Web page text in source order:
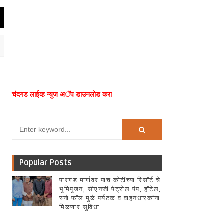
चंदगड लाईव्ह न्युज अॅप डाउनलोड करा
Popular Posts
पारगड मार्गावर पाच कोटींच्या रिसॉर्ट चे
भूमिपूजन, सीएनजी पेट्रोल पंप, हॉटेल,
स्नो फॉल मुळे पर्यटक व वाहनधारकांना
मिळणार सुविधा